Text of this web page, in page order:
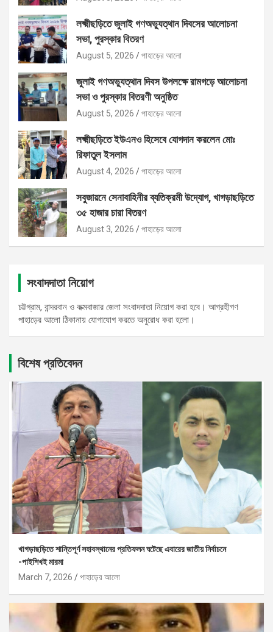
লক্ষ্মীছড়িতে জুলাই গণঅভ্যুত্থান দিবসের আলোচনা
সভা, পুরস্কার বিতরণ
August 5, 2026 পাহাড়ের আলো
জুলাই গণঅভ্যুত্থান দিবস উপলক্ষে রামগড়ে আলোচনা
সভা ও পুরস্কার বিতরণী অনুষ্ঠিত
August 5, 2026 পাহাড়ের আলো
লক্ষ্মীছড়িতে ইউএনও হিসেবে যোগদান করলেন মোঃ
রিফাতুল ইসলাম
August 4, 2026 পাহাড়ের আলো
সবুজায়নে সেনাবাহিনীর ব্যতিক্রমী উদ্যোগ, খাগড়াছড়িতে
৩৫ হাজার চারা বিতরণ
August 3, 2026 পাহাড়ের আলো
সংবাদদাতা নিয়োগ
চট্টগ্রাম, বান্দরবান ও কক্মবাজার জেলা সংবাদদাতা নিয়োগ করা হবে। আগ্রহীগণ
পাহাড়ের আলো ঠিকানায় যোগাযোগ করতে অনুরোধ করা হলো।
বিশেষ প্রতিবেদন
খাগড়াছড়িতে শান্তিপূর্ণ সহাবস্থানের প্রতিফলন ঘটেছে এবারের জাতীয় নির্বাচনে
-পাইশিখই মারমা
March 7, 2026
পাহাড়ের আলো